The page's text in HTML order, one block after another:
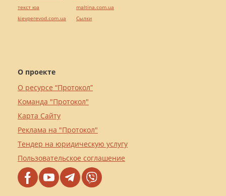
О проекте
О ресурсе “Протокол”
Команда "Протокол"
Карта Сайту
Реклама на "Протокол"
Тендер на юридическую услугу
Пользовательское соглашение
текст юа
kievperevod.com.ua
maltina.com.ua
Cылки